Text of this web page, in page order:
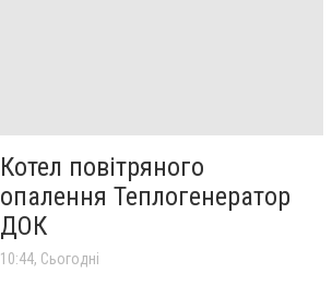
Котел повітряного
опалення Теплогенератор
ДОК
10:44, Сьогодні